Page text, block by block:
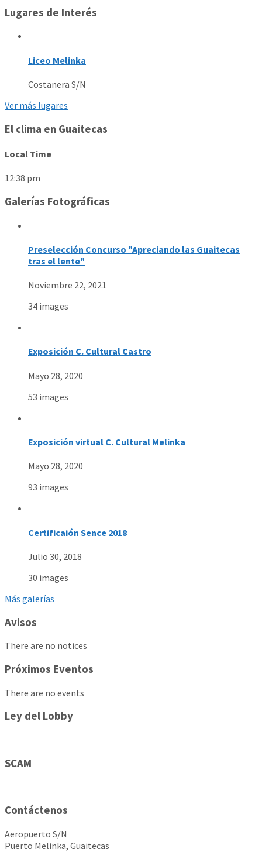
Lugares de Interés
Liceo Melinka
Costanera S/N
Ver más lugares
El clima en Guaitecas
Local Time
12:38 pm
Galerías Fotográficas
Preselección Concurso "Apreciando las Guaitecas
tras el lente"
Noviembre 22, 2021
34 images
Exposición C. Cultural Castro
Mayo 28, 2020
53 images
Exposición virtual C. Cultural Melinka
Mayo 28, 2020
93 images
Certificaión Sence 2018
Julio 30, 2018
30 images
Más galerías
Avisos
There are no notices
Próximos Eventos
There are no events
Ley del Lobby
SCAM
Contáctenos
Aeropuerto S/N
Puerto Melinka, Guaitecas